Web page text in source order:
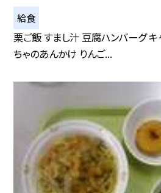
給食
栗ご飯 すまし汁 豆腐ハンバーグ
ちゃのあんかけ りんご...